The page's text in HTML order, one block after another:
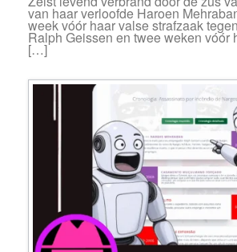
van haar verloofde Haroen
week vóór haar valse strafzaak
Ralph Geissen en twee weken vóór
[…]